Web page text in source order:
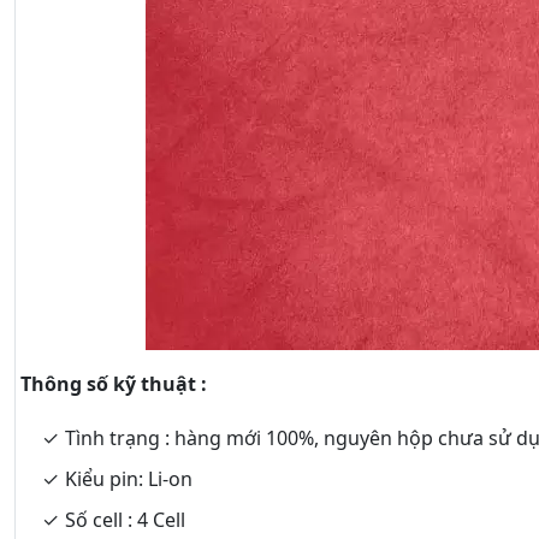
Thông số kỹ thuật :
Tình trạng : hàng mới 100%, nguyên hộp chưa sử
Kiểu pin: Li-on
Số cell : 4 Cell